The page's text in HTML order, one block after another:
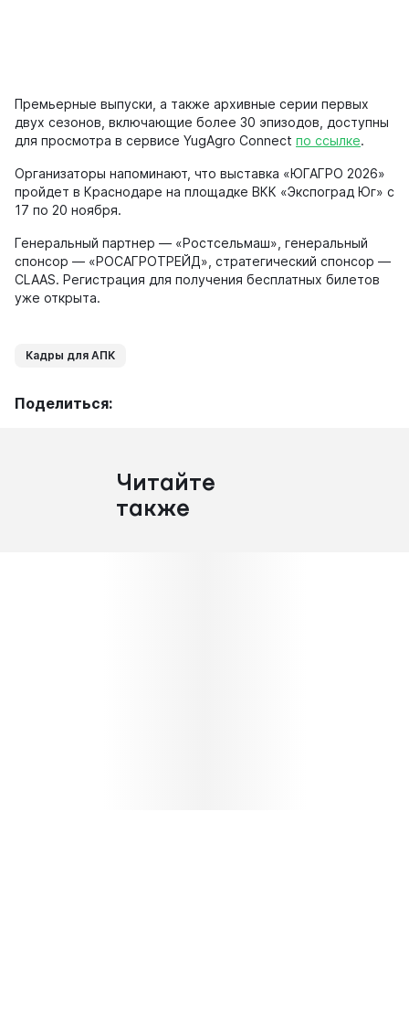
Премьерные выпуски, а также архивные серии первых
двух сезонов, включающие более 30 эпизодов, доступны
для просмотра в сервисе YugAgro Connect по ссылке.
Организаторы напоминают, что выставка «ЮГАГРО 2026»
пройдет в Краснодаре на площадке ВКК «Экспоград Юг» с
17 по 20 ноября.
Генеральный партнер — «Ростсельмаш», генеральный
спонсор — «РОСАГРОТРЕЙД», стратегический спонсор —
CLAAS. Регистрация для получения бесплатных билетов
уже открыта.
Кадры для АПК
Поделиться:
Читайте
также